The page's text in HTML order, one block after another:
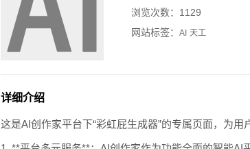
浏览次数：1129
网站标签： AI 天工
详细介绍
这是AI创作家平台下“彩虹屁生成器”的专属页面，为